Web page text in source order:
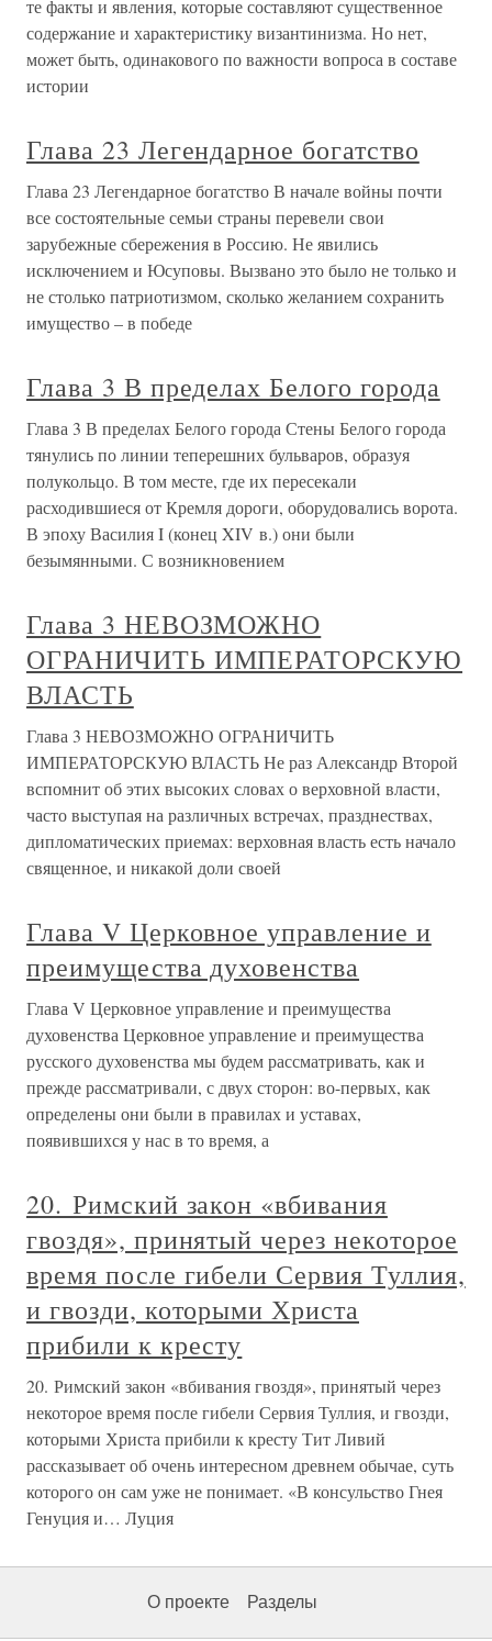
те факты и явления, которые составляют существенное
содержание и характеристику византинизма. Но нет,
может быть, одинакового по важности вопроса в составе
истории
Глава 23 Легендарное богатство
Глава 23 Легендарное богатство В начале войны почти
все состоятельные семьи страны перевели свои
зарубежные сбережения в Россию. Не явились
исключением и Юсуповы. Вызвано это было не только и
не столько патриотизмом, сколько желанием сохранить
имущество – в победе
Глава 3 В пределах Белого города
Глава 3 В пределах Белого города Стены Белого города
тянулись по линии теперешних бульваров, образуя
полукольцо. В том месте, где их пересекали
расходившиеся от Кремля дороги, оборудовались ворота.
В эпоху Василия I (конец XIV в.) они были
безымянными. С возникновением
Глава 3 НЕВОЗМОЖНО
ОГРАНИЧИТЬ ИМПЕРАТОРСКУЮ
ВЛАСТЬ
Глава 3 НЕВОЗМОЖНО ОГРАНИЧИТЬ
ИМПЕРАТОРСКУЮ ВЛАСТЬ Не раз Александр Второй
вспомнит об этих высоких словах о верховной власти,
часто выступая на различных встречах, празднествах,
дипломатических приемах: верховная власть есть начало
священное, и никакой доли своей
Глава V Церковное управление и
преимущества духовенства
Глава V Церковное управление и преимущества
духовенства Церковное управление и преимущества
русского духовенства мы будем рассматривать, как и
прежде рассматривали, с двух сторон: во-первых, как
определены они были в правилах и уставах,
появившихся у нас в то время, а
20. Римский закон «вбивания
гвоздя», принятый через некоторое
время после гибели Сервия Туллия,
и гвозди, которыми Христа
прибили к кресту
20. Римский закон «вбивания гвоздя», принятый через
некоторое время после гибели Сервия Туллия, и гвозди,
которыми Христа прибили к кресту Тит Ливий
рассказывает об очень интересном древнем обычае, суть
которого он сам уже не понимает. «В консульство Гнея
Генуция и… Луция
О проекте Разделы